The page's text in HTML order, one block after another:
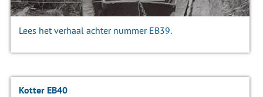
Lees het verhaal achter nummer EB39.
Kotter EB40